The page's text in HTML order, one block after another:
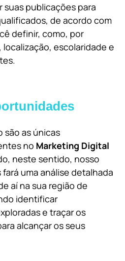
publicações para
de acordo com
definir, como, por
escolaridade e
são as únicas
no Marketing Digital
neste sentido, nosso
uma análise detalhada
aí na sua região de
identificar
e traçar os
alcançar os seus